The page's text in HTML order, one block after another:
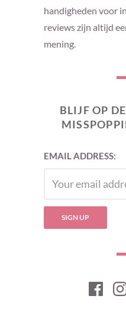
handigheden voor
reviews zijn altijd
mening.
BLIJF OP
EMAIL ADDRESS: